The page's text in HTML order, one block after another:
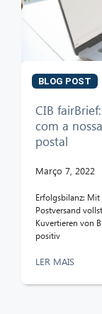
BLOG POST
CIB
com a
postal
Março 7, 2022
Erfolgsbilanz:
Postversand
Kuvertieren von
positiv
LER MAIS
CIB AI ChatBot
Olá! O que posso